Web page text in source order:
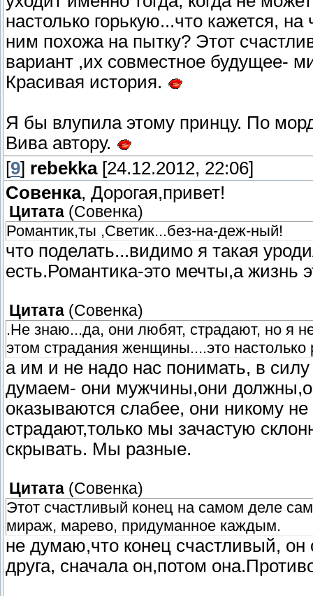
настолько горькую...что кажется,
ним похожа на пытку? Этот
вариант ,их совместное будущее-
Красивая история.
Я бы влупила этому принцу. По
Вива автору.
[9] rebekka[24.12.2012, 22:06]
Совенка, Дорогая,привет!
Цитата (Совенка)
Романтик,ты ,Светик...без-на-деж-ный!
что поделать...видимо я такая
есть.Романтика-это мечты,а жизнь
Цитата (Совенка)
.Не знаю...да, они любят, страдают, но я
этом страдания женщины....это настолько
а им и не надо нас понимать, в
думаем- они мужчины,они
оказываются слабее, они никому
страдают,только мы зачастую
скрывать. Мы разные.
Цитата (Совенка)
Этот счастливый конец на самом деле
мираж, марево, придуманное каждым.
не думаю,что конец счастливый,
друга, сначала он,потом